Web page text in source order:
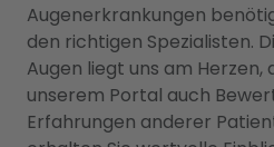
Augenerkrankungen
den richtigen Spezialisten.
Augen liegt uns am Herzen,
unserem Portal auch
Erfahrungen anderer